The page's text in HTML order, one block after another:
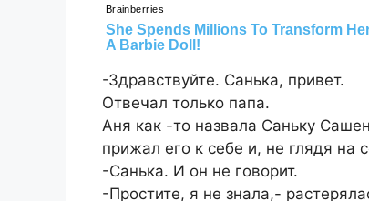
-Здравствуйте. Санька, привет.
Отвечал только папа.
Аня как -то назвала Саньку
прижал его к себе и, не глядя на
-Санька. И он не говорит.
-Простите, я не знала,-